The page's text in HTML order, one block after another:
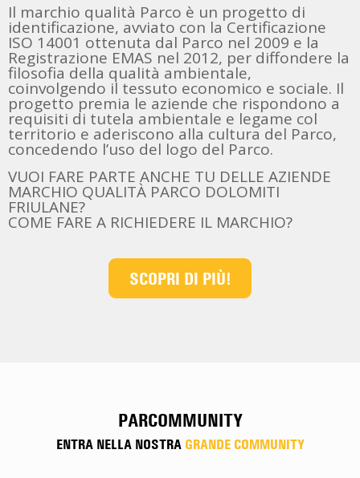
Il marchio qualità Parco è un progetto di
identificazione, avviato con la Certificazione
ISO 14001 ottenuta dal Parco nel 2009 e la
Registrazione EMAS nel 2012, per diffondere la
filosofia della qualità ambientale,
coinvolgendo il tessuto economico e sociale. Il
progetto premia le aziende che rispondono a
requisiti di tutela ambientale e legame col
territorio e aderiscono alla cultura del Parco,
concedendo l’uso del logo del Parco.
VUOI FARE PARTE ANCHE TU DELLE AZIENDE
MARCHIO QUALITÀ PARCO DOLOMITI
FRIULANE?
COME FARE A RICHIEDERE IL MARCHIO?
SCOPRI DI PIÙ!
PARCOMMUNITY
ENTRA NELLA NOSTRA GRANDE COMMUNITY